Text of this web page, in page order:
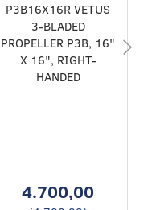
P3B16X16R VETUS
3-BLADED
PROPELLER P3B, 16"
X 16", RIGHT-
HANDED
4.700,00